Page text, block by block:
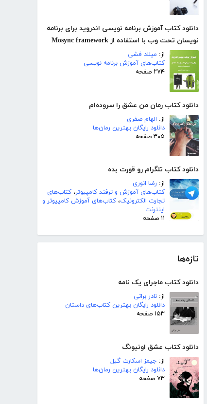
دانلود کتاب آموزش برنامه نویسی اندروید برای برنامه
نویسان تحت وب با استفاده از Mosync framework
از: میلاد فشی
کتاب‌های آموزش برنامه نویسی
۲۷۴ صفحه
دانلود کتاب رمان من عشق را سروده‌ام
از: الهام صفری
دانلود رایگان بهترین رمان‌ها
۳۰۵ صفحه
دانلود کتاب تلگرام رو قورت بده
از: رضا انوری
کتاب‌های آموزش و ترفند کامپیوتر، کتاب‌های
تجارت الکترونیک، کتاب‌های آموزش کامپیوتر و
اینترنت
۱۱ صفحه
تازه‌ها
دانلود کتاب ماجرای یک نامه
از: نادر براتی
دانلود رایگان بهترین کتاب‌های داستان
۱۵۳ صفحه
دانلود کتاب عشق اونیونگ
از: جیمز اسکارث گیل
دانلود رایگان بهترین رمان‌ها
۷۳ صفحه